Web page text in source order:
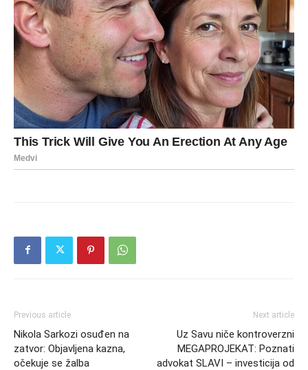
Previous article
Nikola Sarkozi osuđen na
zatvor: Objavljena kazna,
očekuje se žalba
Next article
Uz Savu niče kontroverzni
MEGAPROJEKAT: Poznati
advokat SLAVI – investicija od